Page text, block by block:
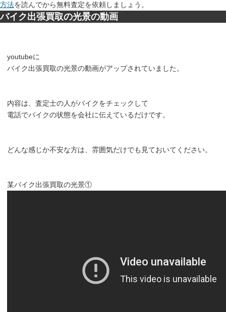
方法を読んでから無料査定を依頼しましょう。
バイク出張買取の光景の動画
youtubeに
バイク出張買取の光景の動画がアップされていました。
内容は、査定士の人がバイクをチェックして
電話でバイクの状態を会社に伝えているだけです。
どんな感じか不安な方は、雰囲気だけでも見ておいてください。
某バイク出張買取の光景①